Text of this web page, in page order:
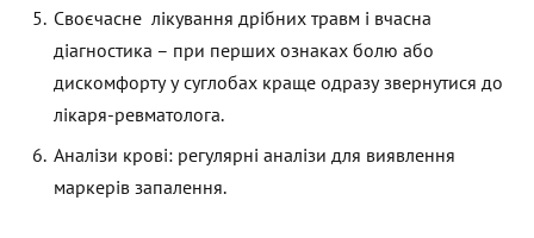
Своєчасне лікування дрібних травм і вчасна
діагностика – при перших ознаках болю або
дискомфорту у суглобах краще одразу звернутися до
лікаря-ревматолога.
Аналізи крові: регулярні аналізи для виявлення
маркерів запалення.